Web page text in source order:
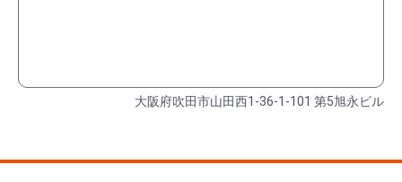
大阪府吹田市山田西1-36-1-101 第5旭永ビル